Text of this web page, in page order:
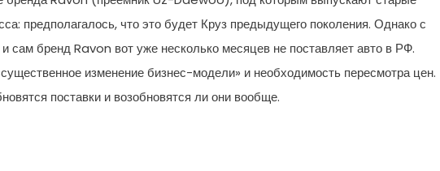
предполагалось, что это будет Круз предыдущего поколения. Однако с
сам бренд Ravon вот уже несколько месяцев не поставляет авто в РФ.
изменение бизнес-модели» и необходимость пересмотра цен.
поставки и возобновятся ли они вообще.